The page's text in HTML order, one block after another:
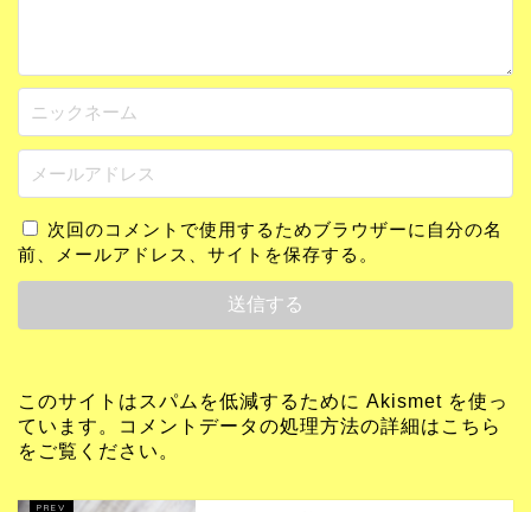
次回のコメントで使用するためブラウザーに自分の名
前、メールアドレス、サイトを保存する。
このサイトはスパムを低減するために Akismet を使っ
ています。
コメントデータの処理方法の詳細はこちら
をご覧ください 。